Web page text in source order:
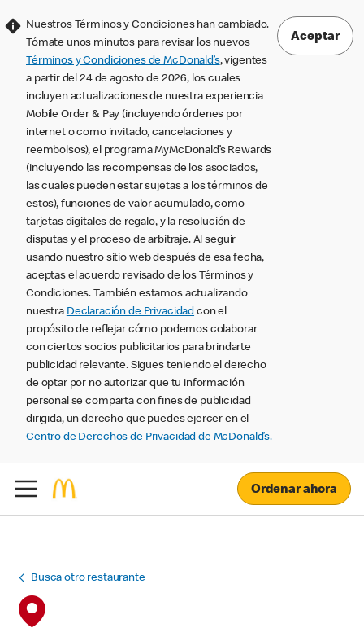
Nuestros Términos y Condiciones han cambiado.
Tómate unos minutos para revisar los nuevos
Términos y Condiciones de McDonald’s, vigentes
a partir del 24 de agosto de 2026, los cuales
incluyen actualizaciones de nuestra experiencia
Mobile Order & Pay (incluyendo órdenes por
internet o como invitado, cancelaciones y
reembolsos), el programa MyMcDonald’s Rewards
(incluyendo las recompensas de los asociados,
las cuales pueden estar sujetas a los términos de
estos), funciones de valor acumulado, como
tarjetas digitales de regalo, y la resolución de
disputas y el proceso de arbitraje. Al seguir
usando nuestro sitio web después de esa fecha,
aceptas el acuerdo revisado de los Términos y
Condiciones. También estamos actualizando
nuestra Declaración de Privacidad con el
propósito de reflejar cómo podemos colaborar
con ciertos socios publicitarios para brindarte
publicidad relevante. Sigues teniendo el derecho
de optar por no autorizar que tu información
personal se comparta con fines de publicidad
dirigida, un derecho que puedes ejercer en el
Centro de Derechos de Privacidad de McDonald’s.
Aceptar
Ordenar ahora
Busca otro restaurante